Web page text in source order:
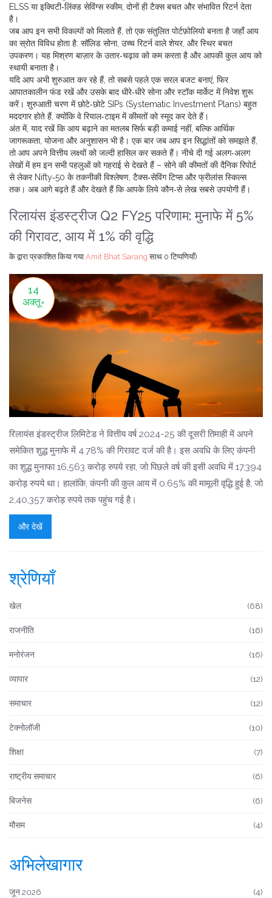
ELSS या इक्विटी‑लिंक्ड सेविंग्स स्कीम, दोनों ही टैक्स बचत और संभावित रिटर्न देता
है।
जब आप इन सभी विकल्पों को मिलाते हैं, तो एक संतुलित पोर्टफ़ोलियो बनता है जहाँ आय
का स्रोत विविध होता है: सॉलिड सोना, उच्च रिटर्न वाले शेयर, और स्थिर बचत
उपकरण। यह मिश्रण बाज़ार के उतार‑चढ़ाव को कम करता है और आपकी कुल आय को
स्थायी बनाता है।
यदि आप अभी शुरुआत कर रहे हैं, तो सबसे पहले एक सरल बजट बनाएं, फिर
आपातकालीन फंड रखें और उसके बाद धीरे‑धीरे सोना और स्टॉक मार्केट में निवेश शुरू
करें। शुरुआती चरण में छोटे‑छोटे SIPs (Systematic Investment Plans) बहुत
मददगार होते हैं, क्योंकि वे रियाल‑टाइम में कीमतों को स्मूद कर देते हैं।
अंत में, याद रखें कि आय बढ़ाने का मतलब सिर्फ बड़ी कमाई नहीं, बल्कि आर्थिक
जागरूकता, योजना और अनुशासन भी है। एक बार जब आप इन सिद्धांतों को समझते हैं,
तो आप अपने वित्तीय लक्ष्यों को जल्दी हासिल कर सकते हैं। नीचे दी गई अलग‑अलग
लेखों में हम इन सभी पहलुओं को गहराई से देखते हैं – सोने की कीमतों की दैनिक रिपोर्ट
से लेकर Nifty‑50 के तकनीकी विश्लेषण, टैक्स‑सेविंग टिप्स और फ्रीलांस स्किल्स
तक। अब आगे बढ़ते हैं और देखते हैं कि आपके लिये कौन‑से लेख सबसे उपयोगी हैं।
रिलायंस इंडस्ट्रीज Q2 FY25 परिणाम: मुनाफे में 5%
की गिरावट, आय में 1% की वृद्धि
के द्वारा प्रकाशित किया गया Amit Bhat Sarang साथ 0 टिप्पणियाँ)
14
अक्तू॰
रिलायंस इंडस्ट्रीज लिमिटेड ने वित्तीय वर्ष 2024-25 की दूसरी तिमाही में अपने
समेकित शुद्ध मुनाफे में 4.78% की गिरावट दर्ज की है। इस अवधि के लिए कंपनी
का शुद्ध मुनाफा 16,563 करोड़ रुपये रहा, जो पिछले वर्ष की इसी अवधि में 17,394
करोड़ रुपये था। हालांकि, कंपनी की कुल आय में 0.65% की मामूली वृद्धि हुई है, जो
2,40,357 करोड़ रुपये तक पहुंच गई है।
और देखें
श्रेणियाँ
खेल (68)
राजनीति (16)
मनोरंजन (16)
व्यापार (12)
समाचार (12)
टेक्नोलॉजी (10)
शिक्षा (7)
राष्ट्रीय समाचार (6)
बिजनेस (6)
मौसम (4)
अभिलेखागार
जून 2026 (4)